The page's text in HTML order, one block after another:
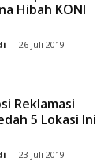
Hibah KONI
- 26 Juli 2019
Reklamasi
5 Lokasi Ini
- 23 Juli 2019